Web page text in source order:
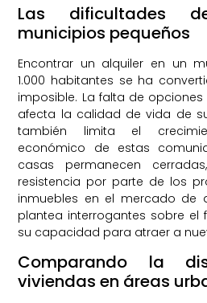
Las dificultades
municipios pequeños
Encontrar un alquiler en un
1.000 habitantes se ha
imposible. La falta de
afecta la calidad de vida de
también limita el
económico de estas
casas permanecen
resistencia por parte de los
inmuebles en el mercado de
plantea interrogantes sobre el
su capacidad para atraer a
Comparando la
viviendas en áreas